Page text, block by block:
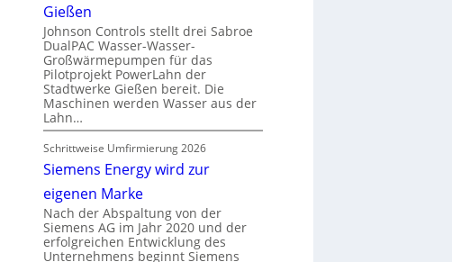
Gießen
Johnson Controls stellt drei Sabroe
DualPAC Wasser-Wasser-
Großwärmepumpen für das
Pilotprojekt PowerLahn der
Stadtwerke Gießen bereit. Die
Maschinen werden Wasser aus der
Lahn…
Schrittweise Umfirmierung 2026
Siemens Energy wird zur
eigenen Marke
Nach der Abspaltung von der
Siemens AG im Jahr 2020 und der
erfolgreichen Entwicklung des
Unternehmens beginnt Siemens